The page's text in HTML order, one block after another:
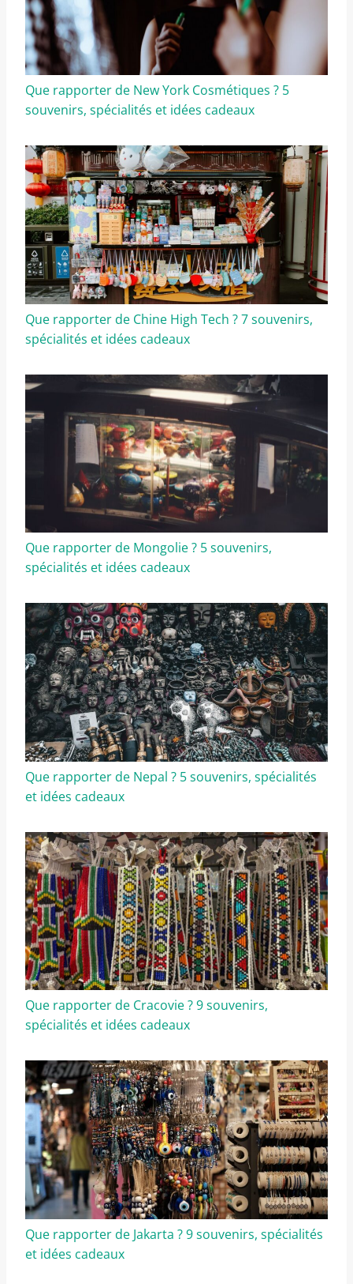
Que rapporter de New York Cosmétiques ? 5
souvenirs, spécialités et idées cadeaux
Que rapporter de Chine High Tech ? 7 souvenirs,
spécialités et idées cadeaux
Que rapporter de Mongolie ? 5 souvenirs,
spécialités et idées cadeaux
Que rapporter de Nepal ? 5 souvenirs, spécialités
et idées cadeaux
Que rapporter de Cracovie ? 9 souvenirs,
spécialités et idées cadeaux
Que rapporter de Jakarta ? 9 souvenirs, spécialités
et idées cadeaux